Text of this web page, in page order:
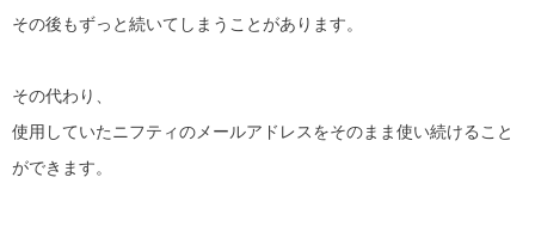
その後もずっと続いてしまうことがあります。
その代わり、
使用していたニフティのメールアドレスをそのまま使い続けること
ができます。